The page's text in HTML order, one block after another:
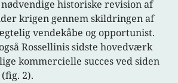
historiske revision af
krigen gennem skildringen af
vendekåbe og opportunist.
Rossellinis sidste hovedværk
kommercielle succes ved siden
(fig. 2).